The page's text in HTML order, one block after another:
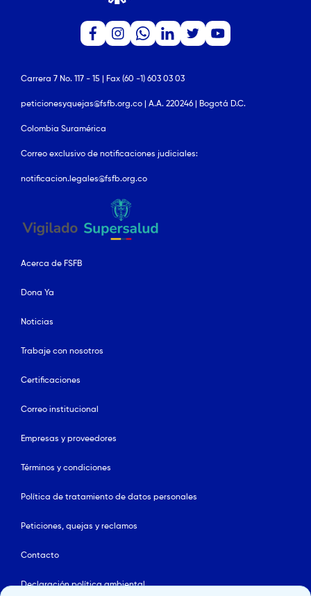
Carrera 7 No. 117 - 15 | Fax (60 -1) 603 03 03
peticionesyquejas@fsfb.org.co | A.A. 220246 | Bogotá D.C.
Colombia Suramérica
Correo exclusivo de notificaciones judiciales:
notificacion.legales@fsfb.org.co
Acerca de FSFB
Dona Ya
Noticias
Trabaje con nosotros
Certificaciones
Correo institucional
Empresas y proveedores
Términos y condiciones
Política de tratamiento de datos personales
Peticiones, quejas y reclamos
Contacto
Declaración política ambiental